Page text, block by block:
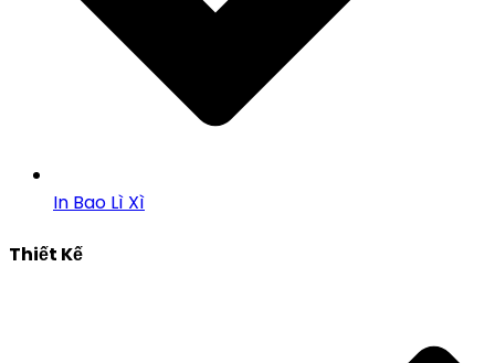
In Bao Lì Xì
Thiết Kế